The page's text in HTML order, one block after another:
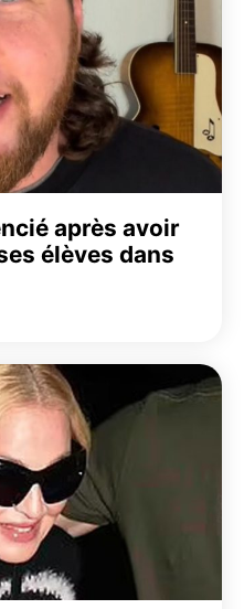
après avoir
élèves dans